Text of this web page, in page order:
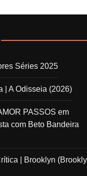
Séries 2025
| A Odisseia (2026)
PASSOS em
com Beto Bandeira
| Brooklyn